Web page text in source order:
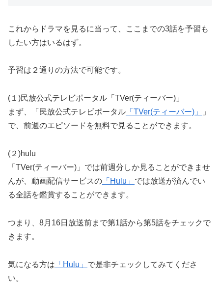
これからドラマを見るに当って、ここまでの3話を予習も
したい方はいるはず。
予習は２通りの方法で可能です。
(１)民放公式テレビポータル「TVer(ティーバー)」
まず、「民放公式テレビポータル 「TVer(ティーバー)」
」
で、前週のエピソードを無料で見ることができます。
(２)hulu
「TVer(ティーバー)」では前週分しか見ることができませ
んが、動画配信サービスの 「Hulu」 では放送が済んでい
る全話を鑑賞することができます。
つまり、8月16日放送前まで第1話から第5話をチェックで
きます。
気になる方は 「Hulu」 で是非チェックしてみてくださ
い。